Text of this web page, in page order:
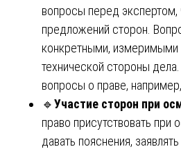
вопросы перед экспертом,
предложений сторон.
конкретными, измеримыми
технической стороны
вопросы о праве, например,
🔹Участие сторон при
право присутствовать при
давать пояснения, заявлять